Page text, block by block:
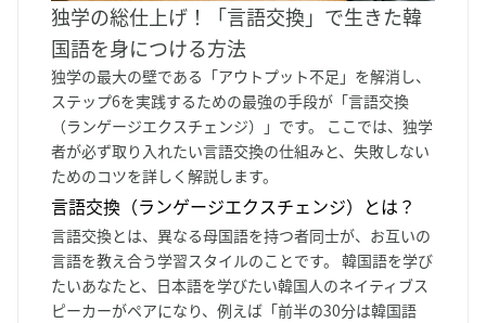
独学の総仕上げ！「言語交換」で生きた韓
国語を身につける方法
独学の最大の壁である「アウトプット不足」を解消し、
ステップ6を実践するための最強の手段が「言語交換
（ランゲージエクスチェンジ）」です。 ここでは、独学
者が必ず取り入れたい言語交換の仕組みと、失敗しない
ためのコツを詳しく解説します。
言語交換（ランゲージエクスチェンジ）とは？
言語交換とは、異なる母国語を持つ者同士が、お互いの
言語を教え合う学習スタイルのことです。 韓国語を学び
たいあなたと、日本語を学びたい韓国人のネイティブス
ピーカーがペアになり、例えば「前半の30分は韓国語